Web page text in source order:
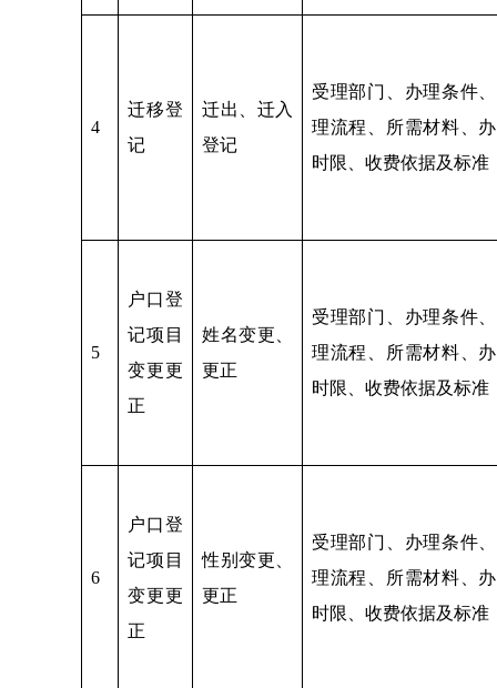
4
迁移登
记
迁出、迁入
登记
受理部门、办理条件
理流程、所需材料、
时限、收费依据及标准
5
户口登
记项目
变更更
正
姓名变更、
更正
受理部门、办理条件
理流程、所需材料、
时限、收费依据及标准
6
户口登
记项目
变更更
正
性别变更、
更正
受理部门、办理条件
理流程、所需材料、
时限、收费依据及标准